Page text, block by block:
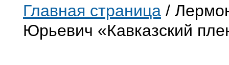
Главная страница /
Юрьевич «Кавказский